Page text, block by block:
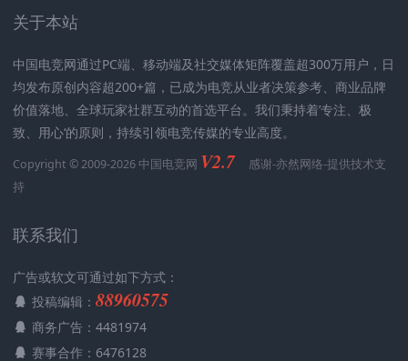
关于本站
中国电竞网通过PC端、移动端及社交媒体矩阵覆盖超300万用户，日
均发布原创内容超200+篇，已成为电竞从业者决策参考、商业品牌
价值落地、全球玩家社群互动的首选平台。我们秉持着’专注、极
致、用心‘的原则，持续引领电竞传媒的专业高度。
Copyright © 2009-2026 中国电竞网 V2.7 感谢-亦然网络-提供技术支
持
联系我们
广告或软文可通过如下方式：
投稿编辑： 88960575
商务广告：4481974
赛事合作：6476128